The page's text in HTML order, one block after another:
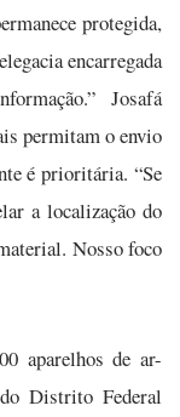
protegida,
encarregada
Josafá
permitam o envio
é prioritária. “Se
a localização do
Nosso foco
aparelhos de ar-
Distrito Federal